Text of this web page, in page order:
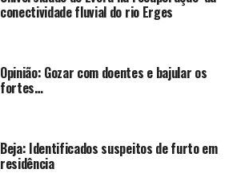
conectividade fluvial do rio Erges
Opinião: Gozar com doentes e bajular os
fortes…
Beja: Identificados suspeitos de furto em
residência